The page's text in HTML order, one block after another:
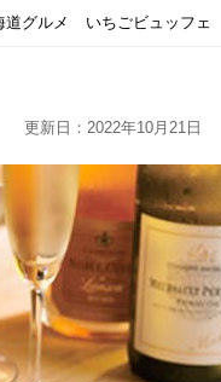
道グルメ いちごビュッフェ
更新日：2022年10月21日